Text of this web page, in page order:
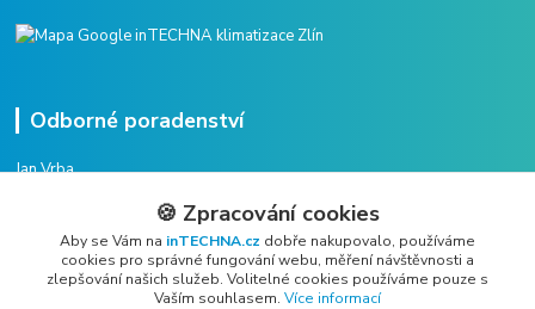
Odborné poradenství
Jan Vrba
vrba@intechna.cz
🍪 Zpracování cookies
Aby se Vám na inTECHNA.cz dobře nakupovalo, používáme
cookies pro správné fungování webu, měření návštěvnosti a
zlepšování našich služeb. Volitelné cookies používáme pouze s
Vaším souhlasem. Více informací